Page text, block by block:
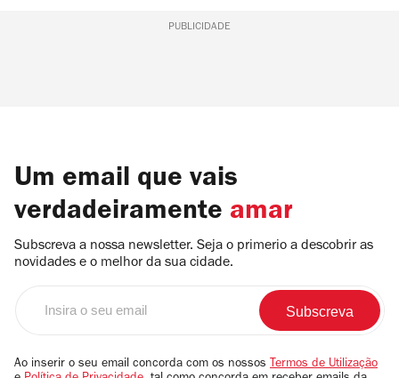
PUBLICIDADE
Um email que vais
verdadeiramente amar
Subscreva a nossa newsletter. Seja o primerio a descobrir as
novidades e o melhor da sua cidade.
email
Ao inserir o seu email concorda com os nossos Termos de Utilização